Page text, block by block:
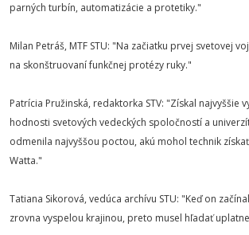
parných turbín, automatizácie a protetiky."
Milan Petráš, MTF STU: "Na začiatku prvej svetovej
na skonštruovaní funkčnej protézy ruky."
Patrícia Pružinská, redaktorka STV: "Získal najvyššie
hodnosti svetových vedeckých spoločností a
odmenila najvyššou poctou, akú mohol technik
Watta."
Tatiana Sikorová, vedúca archívu STU: "Keď on
zrovna vyspelou krajinou, preto musel hľadať